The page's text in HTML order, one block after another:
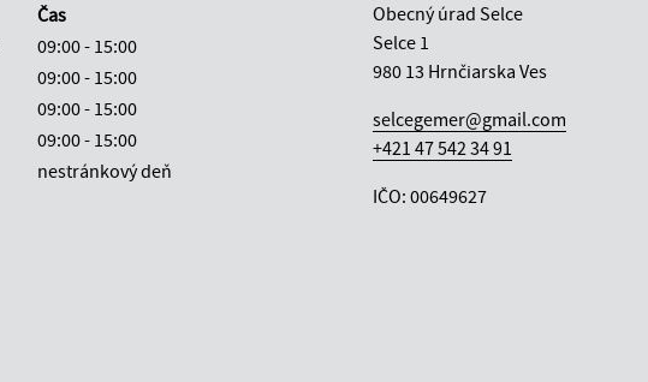
Čas
09:00 - 15:00
09:00 - 15:00
09:00 - 15:00
09:00 - 15:00
nestránkový deň
Obecný úrad Selce
Selce 1
980 13 Hrnčiarska Ves
selcegemer@gmail.com
+421 47 542 34 91
IČO: 00649627